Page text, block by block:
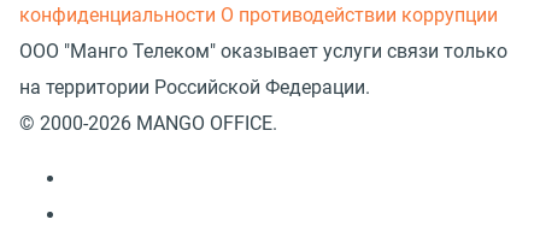
конфиденциальности О противодействии коррупции
ООО "Манго Телеком" оказывает услуги связи только
на территории Российской Федерации.
© 2000-2026 MANGO OFFICE.